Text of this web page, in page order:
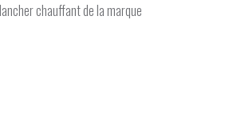
chauffant de la marque